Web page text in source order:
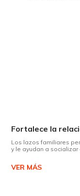
Fortalece la
Los lazos familiares
y le ayudan a socializar
VER MÁS